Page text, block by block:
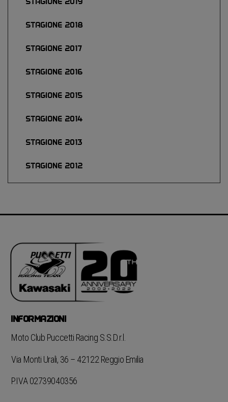
STAGIONE 2018
STAGIONE 2017
STAGIONE 2016
STAGIONE 2015
STAGIONE 2014
STAGIONE 2013
STAGIONE 2012
INFORMAZIONI
Moto Club Puccetti Racing S.S.D.r.l.
Via Monti Urali, 36 – 42122 Reggio Emilia
P.IVA 02739040356